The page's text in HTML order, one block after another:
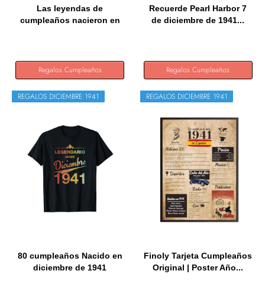
Las leyendas de
cumpleaños nacieron en
Regalos Cumpleaños
Recuerde Pearl Harbor 7
de diciembre de 1941...
Regalos Cumpleaños
REGALOS DICIEMBRE 1941
80 cumpleaños Nacido en
diciembre de 1941
REGALOS DICIEMBRE 1941
Finoly Tarjeta Cumpleaños
Original | Poster Año...